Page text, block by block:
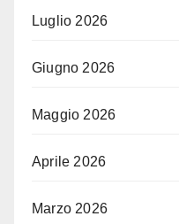
Luglio 2026
Giugno 2026
Maggio 2026
Aprile 2026
Marzo 2026